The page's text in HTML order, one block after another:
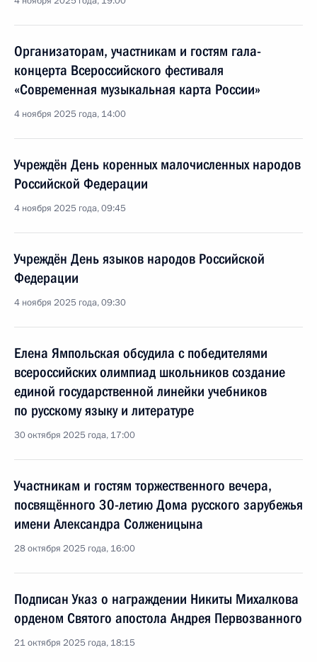
Организаторам, участникам и гостям гала-
концерта Всероссийского фестиваля
«Современная музыкальная карта России»
4 ноября 2025 года, 14:00
Учреждён День коренных малочисленных народов
Российской Федерации
4 ноября 2025 года, 09:45
Учреждён День языков народов Российской
Федерации
4 ноября 2025 года, 09:30
Елена Ямпольская обсудила с победителями
всероссийских олимпиад школьников создание
единой государственной линейки учебников
по русскому языку и литературе
30 октября 2025 года, 17:00
Участникам и гостям торжественного вечера,
посвящённого 30-летию Дома русского зарубежья
имени Александра Солженицына
28 октября 2025 года, 16:00
Подписан Указ о награждении Никиты Михалкова
орденом Святого апостола Андрея Первозванного
21 октября 2025 года, 18:15